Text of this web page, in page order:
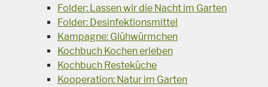
Folder: Lassen wir die Nacht im Garten
Folder: Desinfektionsmittel
Kampagne: Glühwürmchen
Kochbuch Kochen erleben
Kochbuch Resteküche
Kooperation: Natur im Garten